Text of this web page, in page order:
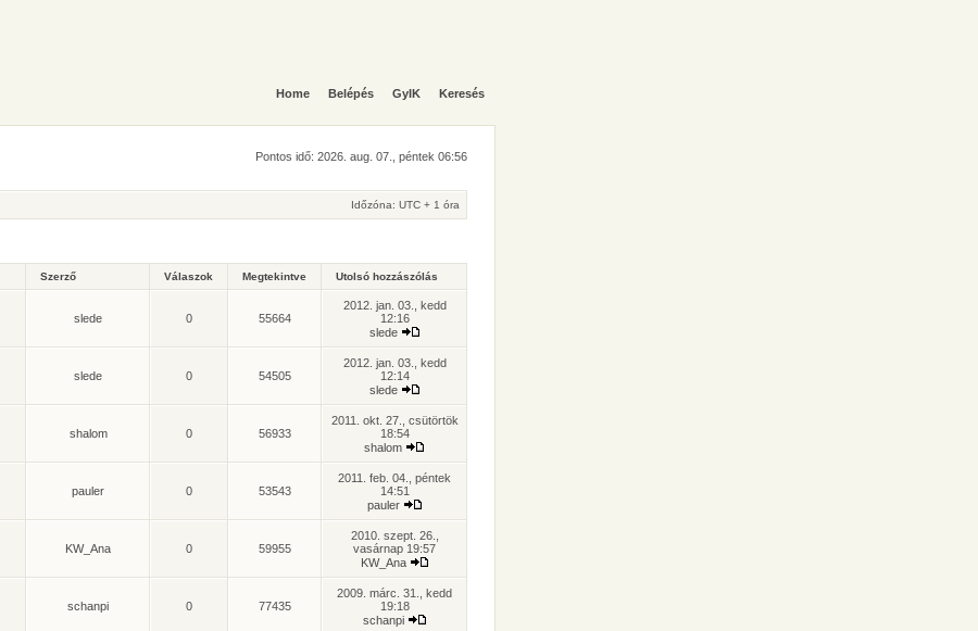
Home Belépés GyIK Keresés
Pontos idő: 2026. aug. 07., péntek 06:56
Időzóna: UTC + 1 óra
Szerző Válaszok Megtekintve Utolsó hozzászólás
slede 0 55664
2012. jan. 03., kedd
12:16
slede
slede 0 54505
2012. jan. 03., kedd
12:14
slede
shalom 0 56933
2011. okt. 27., csütörtök
18:54
shalom
pauler 0 53543
2011. feb. 04., péntek
14:51
pauler
KW_Ana 0 59955
2010. szept. 26.,
vasárnap 19:57
KW_Ana
schanpi 0 77435
2009. márc. 31., kedd
19:18
schanpi